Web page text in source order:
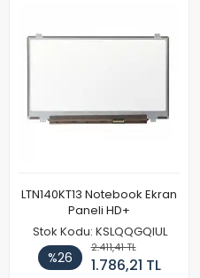
LTN140KT13 Notebook Ekran
Paneli HD+
Stok Kodu: KSLQQGQIUL
%26
2.411,41 TL
1.786,21 TL